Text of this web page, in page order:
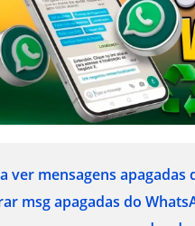
ver mensagens apagadas
msg apagadas do